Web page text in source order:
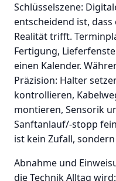
Schlüsselszene:
entscheidend ist,
Realität trifft.
Fertigung,
einen Kalender.
Präzision: Halter
kontrollieren,
montieren, Sensorik
Sanftanlauf/-stopp
ist kein Zufall,
Abnahme und
die Technik Alltag